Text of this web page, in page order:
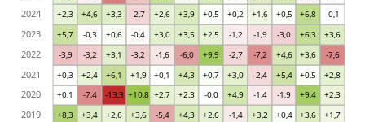
+8,3 +3,4 +2,6 +3,6 -5,4 +4,3 +2,6 -1,4 +3,2 +0,4 +3,6 +1,7
+0,1 -7,4 -13,3 +10,8 +2,7 +2,3 -0,0 +4,9 -1,4 -1,9 +9,4 +2,3
+0,3 +2,4 +6,1 +1,9 +0,1 +4,3 +0,7 +3,0 -2,4 +5,4 +0,5 +2,8
-3,9 -3,2 +3,1 -3,2 -1,6 -6,0 +9,9 -2,7 -7,2 +4,6 +3,6 -7,6
+5,7 -0,3 +0,6 -0,4 +3,0 +3,5 +2,5 -1,2 -1,9 -3,0 +6,3 +3,6
+2,3 +4,6 +3,3 -2,7 +2,6 +3,9 +0,5 +0,2 +1,6 +0,5 +6,8 -0,1
2019
2020
2021
2022
2023
2024